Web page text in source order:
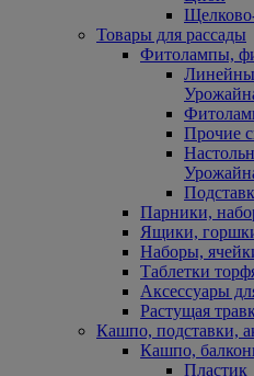
Товары для рассады
Фитолампы,
Прочие
Парники,
Ящики,
Наборы,
Таблетки
Аксессуары
Растущая
Кашпо, подставки,
Кашпо,
Пластик